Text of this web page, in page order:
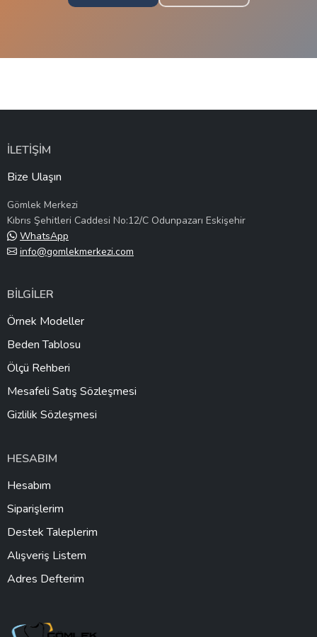
İLETİŞİM
Bize Ulaşın
Gömlek Merkezi
Kıbrıs Şehitleri Caddesi No:12/C Odunpazarı Eskişehir
WhatsApp
info@gomlekmerkezi.com
BİLGİLER
Örnek Modeller
Beden Tablosu
Ölçü Rehberi
Mesafeli Satış Sözleşmesi
Gizlilik Sözleşmesi
HESABIM
Hesabım
Siparişlerim
Destek Taleplerim
Alışveriş Listem
Adres Defterim